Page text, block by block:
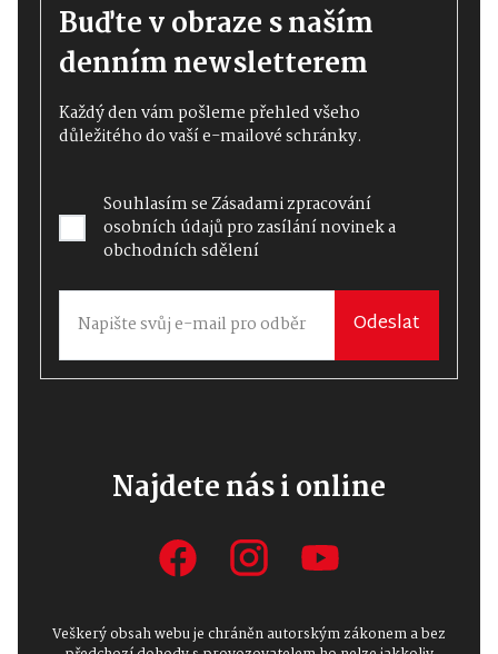
Buďte v obraze s naším
denním newsletterem
Každý den vám pošleme přehled všeho
důležitého do vaší e-mailové schránky.
Souhlasím seZásadami zpracování
osobních údajůpro zasílání novinek a
obchodních sdělení
Odeslat
Najdete nás i online
Veškerý obsah webu je chráněn autorským zákonem a bez